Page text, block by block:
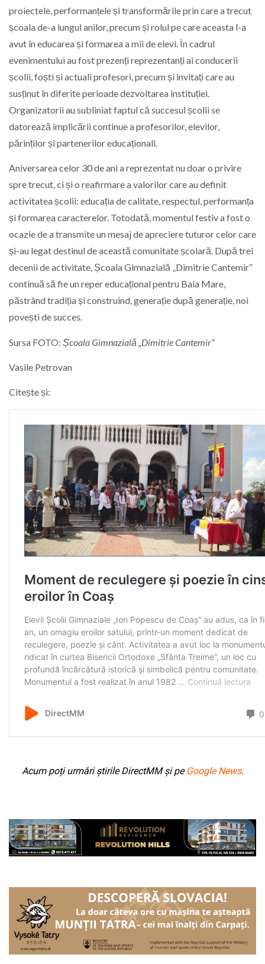
proiectele, performanțele și transformările prin care a trecut
școala de-a lungul anilor, precum și rolul pe care aceasta l-a
avut în educarea și formarea a mii de elevi. În cadrul
evenimentului au fost prezenți reprezentanți ai conducerii
școlii, foști și actuali profesori, precum și invitați care au
susținut în diferite perioade dezvoltarea instituției.
Organizatorii au subliniat faptul că succesul școlii se
datorează implicării continue a profesorilor, elevilor,
părinților și partenerilor educaționali.
Aniversarea celor 30 de ani a reprezentat nu doar o privire
spre trecut, ci și o reafirmare a valorilor care au definit
activitatea școlii: educația de calitate, respectul, performanța
și formarea caracterelor. Totodată, momentul festiv a fost o
ocazie de a transmite un mesaj de apreciere tuturor celor care
și-au legat destinul de această comunitate școlară. După trei
decenii de activitate, Școala Gimnazială „Dimitrie Cantemir”
continuă să fie un reper educațional pentru Baia Mare,
păstrând tradiția și construind, generație după generație, noi
povești de succes.
Sursa FOTO: Școala Gimnazială „Dimitrie Cantemir”
Vasile Petrovan
Citește și:
Acum poți urmări știrile DirectMM și pe Google News.